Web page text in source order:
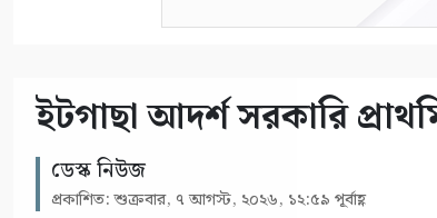
ইটগাছা আদর্শ সরকারি
ডেস্ক নিউজ
প্রকাশিত: শুক্রবার, ৭ আগস্ট, ২০২৬, ১২:৫৯ পূর্বাহ্ণ